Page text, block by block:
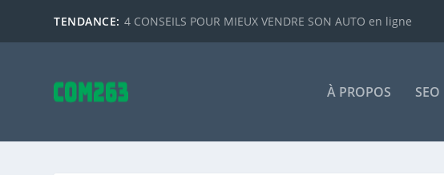
TENDANCE: 4 CONSEILS POUR MIEUX VENDRE SON AUTO en ligne
À PROPOS SEO